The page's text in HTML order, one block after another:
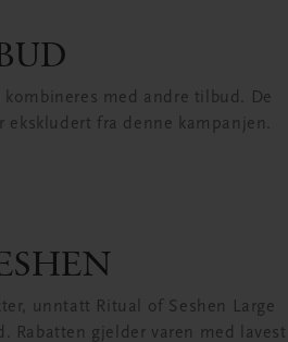
med andre tilbud. De
ekskludert fra denne kampanjen.
unntatt Ritual of Seshen Large
Rabatten gjelder varen med lavest